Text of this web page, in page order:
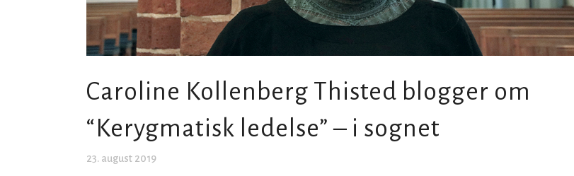
Caroline Kollenberg Thisted blogger om
“Kerygmatisk ledelse” – i sognet
23. august 2019